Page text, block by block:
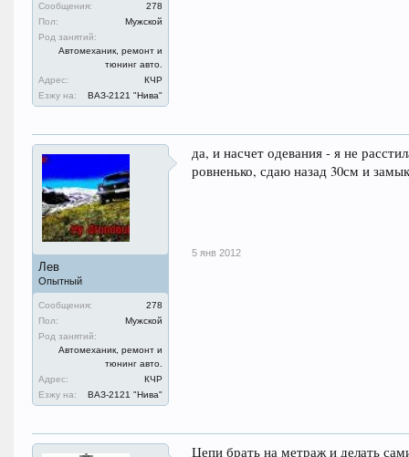
Сообщения:
278
Пол:
Мужской
Род занятий:
Автомеханик, ремонт и
тюнинг авто.
Адрес:
КЧР
Езжу на:
ВАЗ-2121 "Нива"
Лев
Опытный
Сообщения:
278
Пол:
Мужской
Род занятий:
Автомеханик, ремонт и
тюнинг авто.
Адрес:
КЧР
Езжу на:
ВАЗ-2121 "Нива"
да, и насчет одевания - я не
ровненько, сдаю назад 30см и
5 янв 2012
Цепи брать на метраж и делать